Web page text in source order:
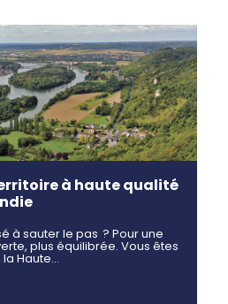
à haute qualité
à sauter le pas ? Pour une
plus équilibrée. Vous êtes
la Haute…